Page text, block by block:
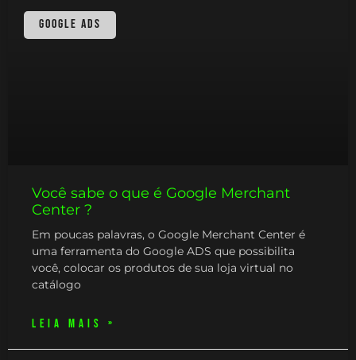
GOOGLE ADS
Você sabe o que é Google Merchant
Center ?
Em poucas palavras, o Google Merchant Center é
uma ferramenta do Google ADS que possibilita
você, colocar os produtos de sua loja virtual no
catálogo
LEIA MAIS »